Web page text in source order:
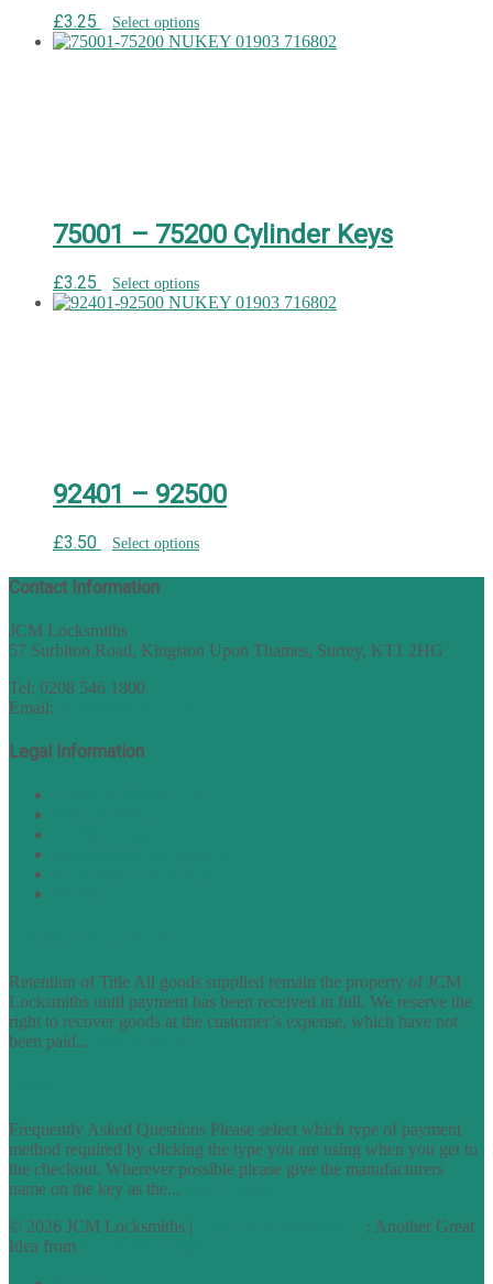
£3.25 Select options
75001 – 75200 Cylinder Keys
£3.25 Select options
92401 – 92500
£3.50 Select options
Contact Information
JCM Locksmiths
57 Surbiton Road, Kingston Upon Thames, Surrey, KT1 2HG
Tel: 0208 546 1800
Email:
Legal Information
Retention of Title All goods supplied remain the property of JCM
Locksmiths until payment has been received in full. We reserve the
right to recover goods at the customer’s expense, which have not
been paid...
Frequently Asked Questions Please select which type of payment
method required by clicking the type you are using when you get to
the checkout. Wherever possible please give the manufacturers
name on the key as the...
© 2026 JCM Locksmiths |
: Another Great
Idea from